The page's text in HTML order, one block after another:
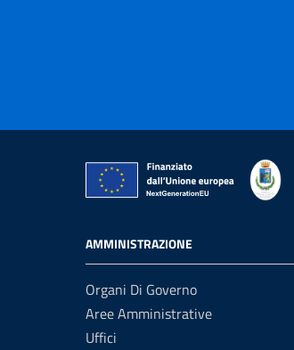
AMMINISTRAZIONE
Organi Di Governo
Aree Amministrative
Uffici